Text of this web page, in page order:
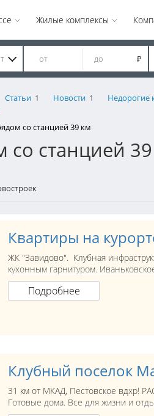
Жилые комплексы
₽
Статьи 1 Новости 1 Недорогие
со станцией 39 км
со станцией
Квартиры на
ЖК "Завидово". Клубная
кухонным гарнитуром.
Подробнее
Клубный поселок
31 км от МКАД, Пестовское вдхр!
Готовые дома. Все для жизни и